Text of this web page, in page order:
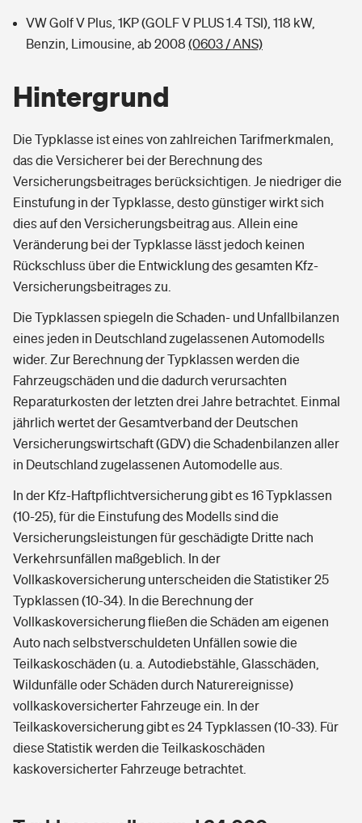
VW Golf V Plus, 1KP (GOLF V PLUS 1.4 TSI), 118 kW,
Benzin, Limousine, ab 2008 (0603 / ANS)
Hintergrund
Die Typklasse ist eines von zahlreichen Tarifmerkmalen,
das die Versicherer bei der Berechnung des
Versicherungsbeitrages berücksichtigen. Je niedriger die
Einstufung in der Typklasse, desto günstiger wirkt sich
dies auf den Versicherungsbeitrag aus. Allein eine
Veränderung bei der Typklasse lässt jedoch keinen
Rückschluss über die Entwicklung des gesamten Kfz-
Versicherungsbeitrages zu.
Die Typklassen spiegeln die Schaden- und Unfallbilanzen
eines jeden in Deutschland zugelassenen Automodells
wider. Zur Berechnung der Typklassen werden die
Fahrzeugschäden und die dadurch verursachten
Reparaturkosten der letzten drei Jahre betrachtet. Einmal
jährlich wertet der Gesamtverband der Deutschen
Versicherungswirtschaft (GDV) die Schadenbilanzen aller
in Deutschland zugelassenen Automodelle aus.
In der Kfz-Haftpflichtversicherung gibt es 16 Typklassen
(10-25), für die Einstufung des Modells sind die
Versicherungsleistungen für geschädigte Dritte nach
Verkehrsunfällen maßgeblich. In der
Vollkaskoversicherung unterscheiden die Statistiker 25
Typklassen (10-34). In die Berechnung der
Vollkaskoversicherung fließen die Schäden am eigenen
Auto nach selbstverschuldeten Unfällen sowie die
Teilkaskoschäden (u. a. Autodiebstähle, Glasschäden,
Wildunfälle oder Schäden durch Naturereignisse)
vollkaskoversicherter Fahrzeuge ein. In der
Teilkaskoversicherung gibt es 24 Typklassen (10-33). Für
diese Statistik werden die Teilkaskoschäden
kaskoversicherter Fahrzeuge betrachtet.